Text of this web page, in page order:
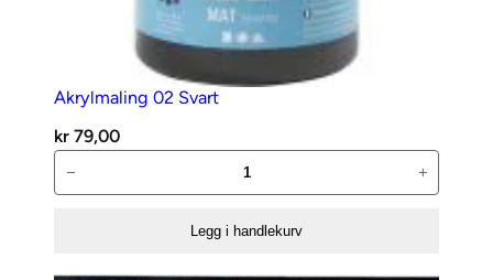
Akrylmaling 02 Svart
kr 79,00
02
− +
Legg i handlekurv